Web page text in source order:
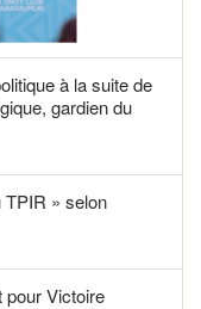
à la suite de
gardien du
TPIR » selon
pour Victoire